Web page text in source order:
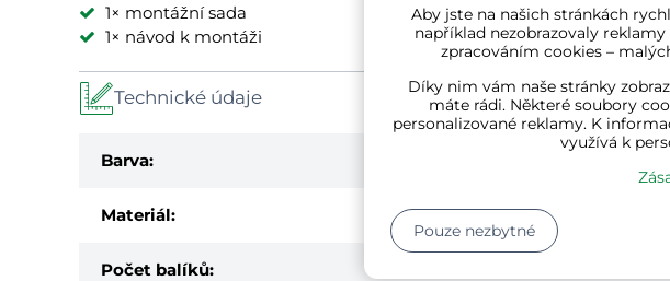
1× montážní sada
1× návod k montáži
Technické údaje
Barva:
Materiál:
Počet balíků:
Aby jste na našich stránkách
například nezobrazovaly
zpracováním cookies –
Díky nim vám naše stránky
máte rádi. Některé soubory
personalizované reklamy. K
využívá k
Pouze nezbytné